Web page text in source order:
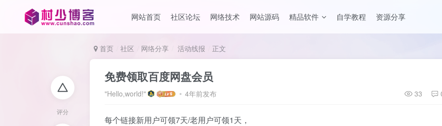
网站首页 社区论坛 网络技术 网站源码 精品软件 自学教程 资源分享
评分
首页 社区 网络分享 活动线报 正文
免费领取百度网盘会员
"Hello,world!" 4年前发布 33
每个链接新用户可领7天/老用户可领1天，